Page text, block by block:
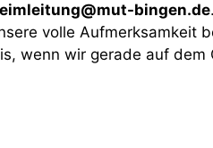
bingen.de.
volle Aufmerksamkeit
wenn wir gerade auf dem